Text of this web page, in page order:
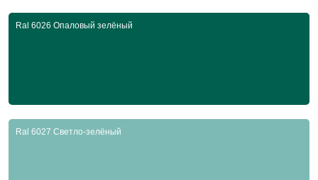
Ral 6026 Опаловый зелёный
Ral 6027 Светло-зелёный